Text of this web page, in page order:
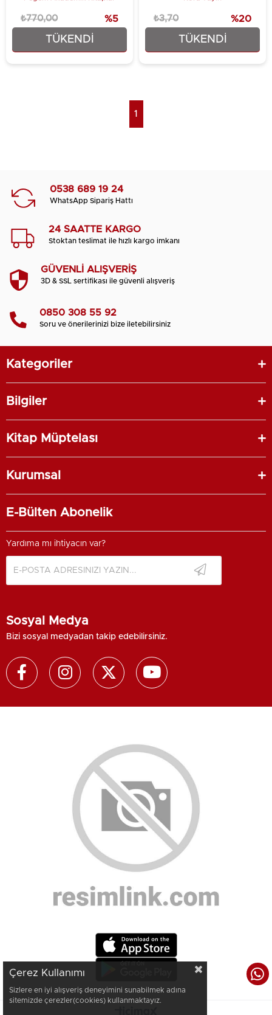
TÜKENDI
₺731,50
₺770,00 %5
TÜKENDI
₺2,96
₺3,70 %20
1
0538 689 19 24
WhatsApp Sipariş Hattı
24 SAATTE KARGO
Stoktan teslimat ile hızlı kargo imkanı
GÜVENLİ ALIŞVERİŞ
3D & SSL sertifikası ile güvenli alışveriş
0850 308 55 92
Soru ve önerilerinizi bize iletebilirsiniz
Kategoriler
Bilgiler
Kitap Müptelası
Kurumsal
E-Bülten Abonelik
Yardıma mı ihtiyacın var?
Sosyal Medya
Bizi sosyal medyadan takip edebilirsiniz.
Çerez Kullanımı
Sizlere en iyi alışveriş deneyimini sunabilmek adına
sitemizde çerezler(cookies) kullanmaktayız.